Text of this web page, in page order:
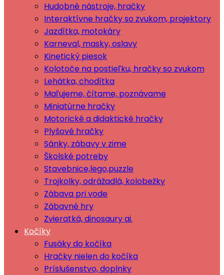
Hudobné nástroje, hračky
Interaktívne hračky so zvukom, projektory
Jazdítka, motokáry
Karneval, masky, oslavy
Kinetický piesok
Kolotoče na postieľku, hračky so zvukom
Lehátka, chodítka
Maľujeme, čítame, poznávame
Miniatúrne hračky
Motorické a didaktické hračky
Plyšové hračky
Sánky, zábavy v zime
Školské potreby
Stavebnice,lego,puzzle
Trojkolky, odrážadlá, kolobežky
Zábava pri vode
Zábavné hry
Zvieratká, dinosaury ai.
Kočíky
Fusáky do kočíka
Hračky nielen do kočíka
Príslušenstvo, doplnky